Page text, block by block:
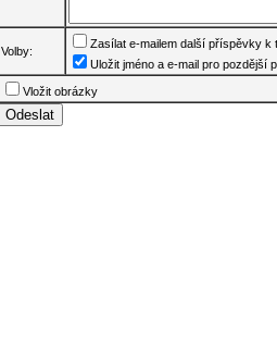
Volby:
Zasílat e-mailem další příspěvky k
Uložit jméno a e-mail pro pozdější
Vložit obrázky